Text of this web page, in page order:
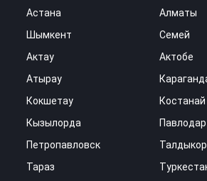
Астана
Алматы
Шымкент
Семей
Актау
Актобе
Атырау
Кокшетау
Костанай
Кызылорда
Павлодар
Петропавловск
Тараз